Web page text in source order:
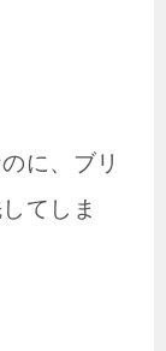
に、ブリ
てしま